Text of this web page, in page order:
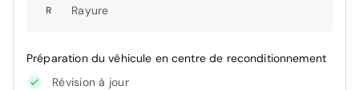
R Rayure
Préparation du véhicule en centre de reconditionnement
Révision à jour